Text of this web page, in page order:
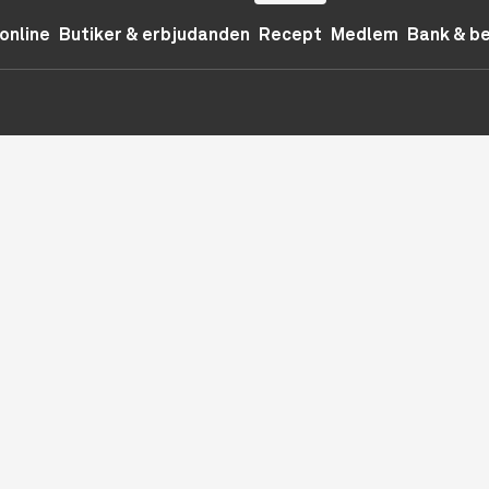
Butiker & erbjudanden Recept Medlem Bank &